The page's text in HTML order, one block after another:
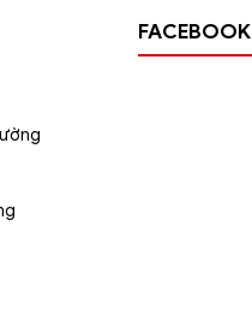
FACEBOOK